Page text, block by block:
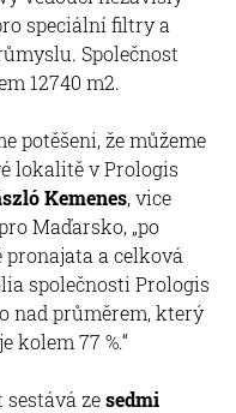
speciální filtry a
Společnost
12740 m2.
že můžeme
lokalitě v Prologis
Kemenes, vice
Maďarsko, „po
pronajata a celková
společnosti Prologis
nad průměrem, který
kolem 77 %.“
sestává zesedmi